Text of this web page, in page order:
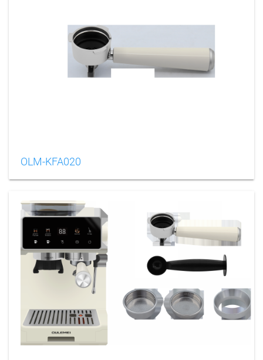
OLM-KFA020